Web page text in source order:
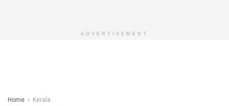
ADVERTISEMENT
Home Kerala